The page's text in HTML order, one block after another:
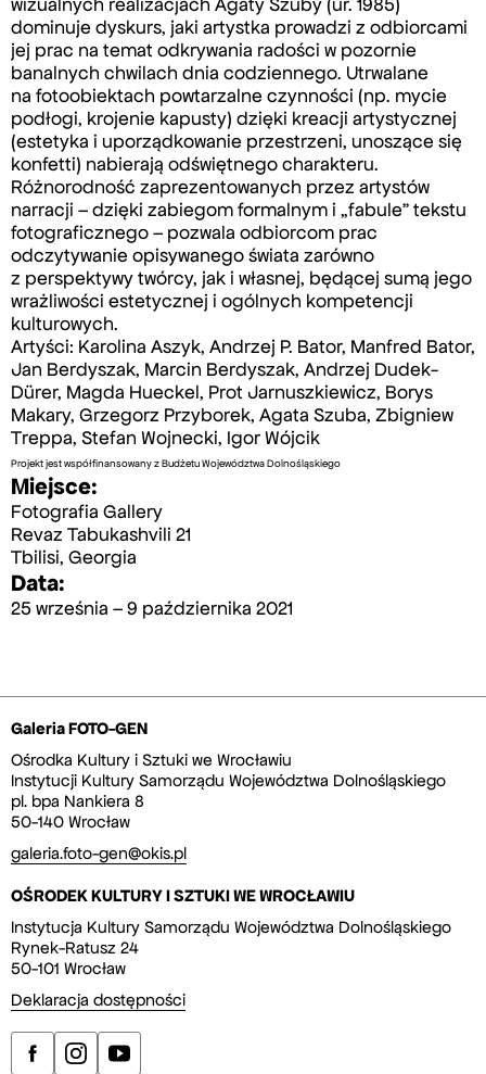
wizualnych realizacjach Agaty Szuby (ur. 1985)
dominuje dyskurs, jaki artystka prowadzi z odbiorcami
jej prac na temat odkrywania radości w pozornie
banalnych chwilach dnia codziennego. Utrwalane
na fotoobiektach powtarzalne czynności (np. mycie
podłogi, krojenie kapusty) dzięki kreacji artystycznej
(estetyka i uporządkowanie przestrzeni, unoszące się
konfetti) nabierają odświętnego charakteru.
Różnorodność zaprezentowanych przez artystów
narracji – dzięki zabiegom formalnym i „fabule” tekstu
fotograficznego – pozwala odbiorcom prac
odczytywanie opisywanego świata zarówno
z perspektywy twórcy, jak i własnej, będącej sumą jego
wrażliwości estetycznej i ogólnych kompetencji
kulturowych.
Artyści: Karolina Aszyk, Andrzej P. Bator, Manfred Bator,
Jan Berdyszak, Marcin Berdyszak, Andrzej Dudek-
Dürer, Magda Hueckel, Prot Jarnuszkiewicz, Borys
Makary, Grzegorz Przyborek, Agata Szuba, Zbigniew
Treppa, Stefan Wojnecki, Igor Wójcik
Projekt jest współfinansowany z Budżetu Województwa Dolnośląskiego
Miejsce:
Fotografia Gallery
Revaz Tabukashvili 21
Tbilisi, Georgia
Data:
25 września – 9 października 2021
Galeria FOTO-GEN
Ośrodka Kultury i Sztuki we Wrocławiu
Instytucji Kultury Samorządu Województwa Dolnośląskiego
pl. bpa Nankiera 8
50-140 Wrocław
galeria.foto-gen@okis.pl
OŚRODEK KULTURY I SZTUKI WE WROCŁAWIU
Instytucja Kultury Samorządu Województwa Dolnośląskiego
Rynek-Ratusz 24
50-101 Wrocław
Deklaracja dostępności